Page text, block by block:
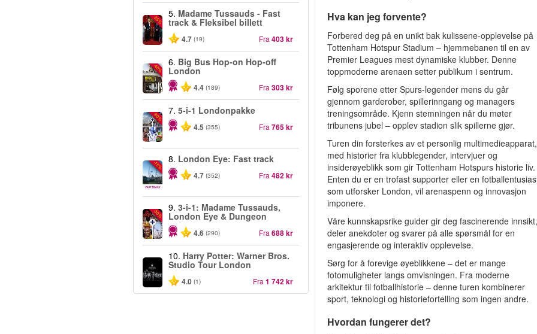
-25%
5. Madame Tussauds - Fast
track & Fleksibel billett
4.7 (19) Fra 403 kr
-40%
6. Big Bus Hop-on Hop-off
London
4.4 (189) Fra 303 kr
-60%
7. 5-i-1 Londonpakke
4.5 (355) Fra 765 kr
-15%
8. London Eye: Fast track
4.7 (352) Fra 482 kr
-30%
9. 3-i-1: Madame Tussauds,
London Eye & Dungeon
4.6 (290) Fra 688 kr
10. Harry Potter: Warner Bros.
Studio Tour London
4.0 (1) Fra 1 742 kr
Hva kan jeg forvente?
Forbered deg på en unikt bak kulissene-opplevelse på
Tottenham Hotspur Stadium – hjemmebanen til en av
Premier Leagues mest dynamiske klubber. Denne
toppmoderne arenaen setter publikum i sentrum.
Følg sporene etter Spurs-legender mens du går
gjennom garderober, spillerinngang og managers
treningsområde. Kjenn stemningen når du møter
tribunens jubel – opplev stadion slik spillerne gjør.
Turen din forsterkes av et personlig multimedie­apparat,
med historier fra klubblegender, intervjuer og
insiderøyeblikk som gir Tottenham Hotspurs historie liv.
Enten du er en trofast supporter eller en
som utforsker London, vil arenaspenn og innovasjon
imponere.
Våre kunnskapsrike guider gir deg fascinerende
deler anekdoter og svarer på alle spørsmål for en
engasjerende og interaktiv opplevelse.
Sørg for å forevige øyeblikkene – det er mange
fotomuligheter langs omvisningen. Fra moderne
arkitektur til fotballhistorie – denne turen kombinerer
sport, teknologi og historiefortelling som ingen andre.
Hvordan fungerer det?